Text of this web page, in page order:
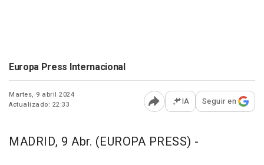
Europa Press Internacional
Martes, 9 abril 2024
Actualizado: 22:33
Abrir opciones para
IA Seguir en
MADRID, 9 Abr. (EUROPA PRESS) -